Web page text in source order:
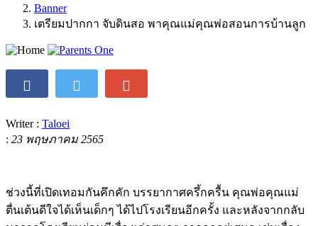
Banner
เตรียมปากกา จับดินสอ พาคุณแม่คุณพ่อสอนการบ้านลูก
Writer : Taloei
: 23 พฤษภาคม 2565
ช่วงนี้ที่เปิดเทอมกันคึกคัก บรรยากาศครึ้กครื้น คุณพ่อคุณแม่
ตื่นเต้นดีใจได้เห็นเด็กๆ ได้ไปโรงเรียนอีกครั้ง และหลังจากกลับ